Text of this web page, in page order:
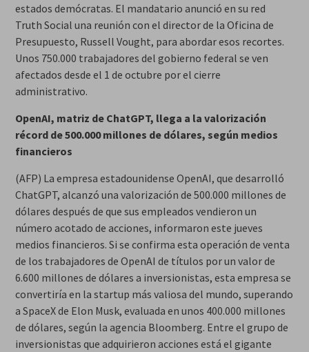
estados demócratas. El mandatario anunció en su red
Truth Social una reunión con el director de la Oficina de
Presupuesto, Russell Vought, para abordar esos recortes.
Unos 750.000 trabajadores del gobierno federal se ven
afectados desde el 1 de octubre por el cierre
administrativo.
OpenAI, matriz de ChatGPT, llega a la valorización
récord de 500.000 millones de dólares, según medios
financieros
(AFP) La empresa estadounidense OpenAI, que desarrolló
ChatGPT, alcanzó una valorización de 500.000 millones de
dólares después de que sus empleados vendieron un
número acotado de acciones, informaron este jueves
medios financieros. Si se confirma esta operación de venta
de los trabajadores de OpenAI de títulos por un valor de
6.600 millones de dólares a inversionistas, esta empresa se
convertiría en la startup más valiosa del mundo, superando
a SpaceX de Elon Musk, evaluada en unos 400.000 millones
de dólares, según la agencia Bloomberg. Entre el grupo de
inversionistas que adquirieron acciones está el gigante